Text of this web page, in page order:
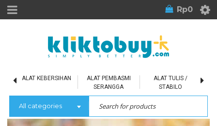
Rp0
ALAT KEBERSIHAN
ALAT PEMBASMI
SERANGGA
ALAT TULIS /
STABILO
All categories